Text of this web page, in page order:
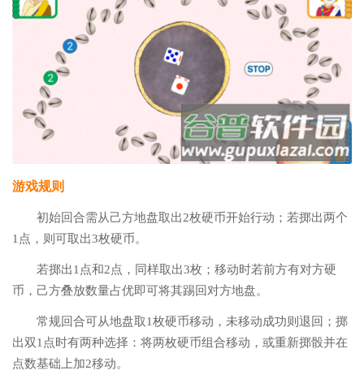
游戏规则
初始回合需从己方地盘取出2枚硬币开始行动；若掷出两个
1点，则可取出3枚硬币。
若掷出1点和2点，同样取出3枚；移动时若前方有对方硬
币，己方叠放数量占优即可将其踢回对方地盘。
常规回合可从地盘取1枚硬币移动，未移动成功则退回；掷
出双1点时有两种选择：将两枚硬币组合移动，或重新掷骰并在
点数基础上加2移动。